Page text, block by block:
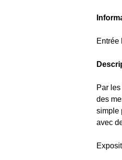
Entrée
Par
des
simple
avec